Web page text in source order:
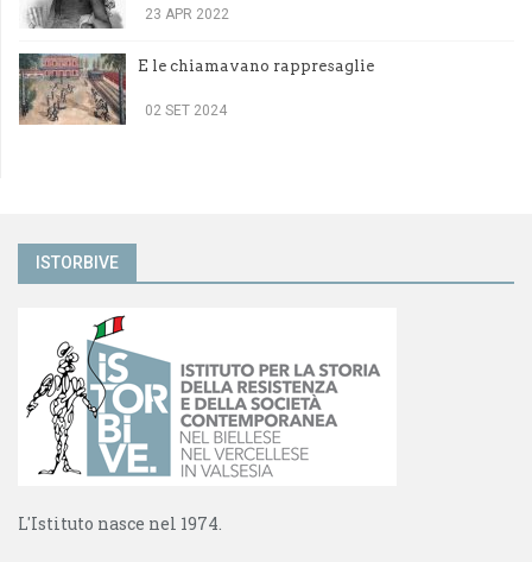
23 APR 2022
E le chiamavano rappresaglie
02 SET 2024
ISTORBIVE
L'Istituto nasce nel 1974.